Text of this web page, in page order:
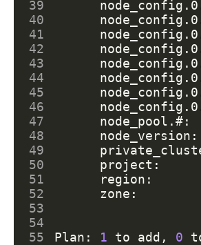
39
40
41
42
43
44
45
46
47
48
49
50
51
52
53
54
55
Plan: 1 to add, 0